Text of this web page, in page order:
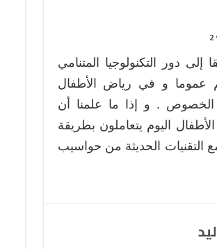
2
إلى دور التكنولوجيا المتنامي
عموما و في رياض الأطفال
. و إذا ما علمنا أن
اليوم يتعاملون بطريقة
التقنيات الحديثة من حواسيب